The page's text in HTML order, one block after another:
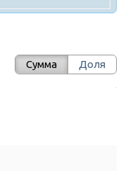
Сумма Доля